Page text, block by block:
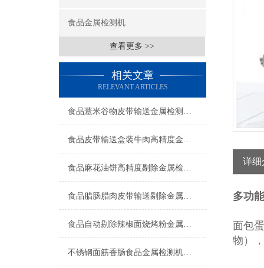
食品金属检测机
查看更多 >>
相关文章
RELEVANT ARTICLES
食品薏米谷物皮带输送金属检测机工厂生产
食品皮带输送盒装牛肉高精度金属检测机操作简单
食品麻花油饼高精度剔除金属检测机厂家
食品腊肠腊肉皮带输送剔除金属检测机简介
食品自动剔除辣椒面烧烤粉金属检测机产品简介
不锈钢面筋香肠食品金属检测机生产商
详细
多功
面包
物）